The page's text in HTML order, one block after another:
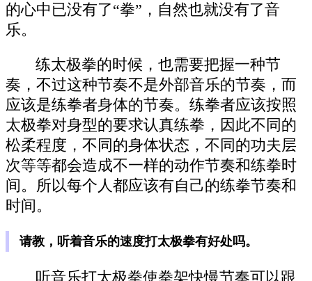
的心中已没有了“拳”，自然也就没有了音
乐。
练太极拳的时候，也需要把握一种节
奏，不过这种节奏不是外部音乐的节奏，而
应该是练拳者身体的节奏。练拳者应该按照
太极拳对身型的要求认真练拳，因此不同的
松柔程度，不同的身体状态，不同的功夫层
次等等都会造成不一样的动作节奏和练拳时
间。所以每个人都应该有自己的练拳节奏和
时间。
请教，听着音乐的速度打太极拳有好处吗。
听音乐打太极拳使拳架快慢节奏可以跟